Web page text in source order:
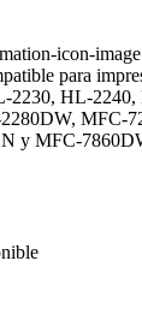
para
2230, HL-
MFC-
y MFC-